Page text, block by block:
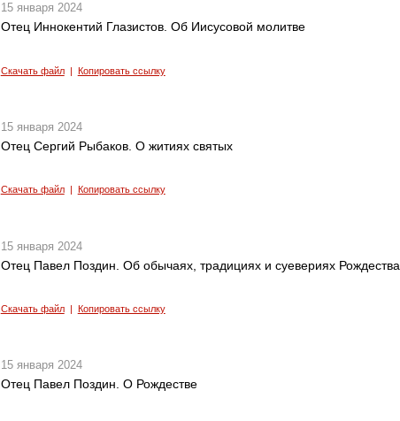
15 января 2024
Отец Иннокентий Глазистов. Об Иисусовой молитве
Скачать файл| Копировать ссылку
15 января 2024
Отец Сергий Рыбаков. О житиях святых
Скачать файл| Копировать ссылку
15 января 2024
Отец Павел Поздин. Об обычаях, традициях и суевериях Рождества
Скачать файл| Копировать ссылку
15 января 2024
Отец Павел Поздин. О Рождестве